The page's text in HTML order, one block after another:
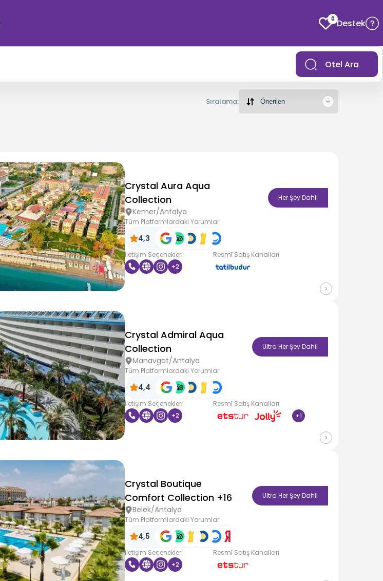
0 Destek
Otel Ara
Sıralama:
Crystal Aura Aqua
Collection
Kemer/Antalya
Her Şey Dahil
Tüm Platformlardaki Yorumlar
4,3
İletişim Seçenekleri
+2
Resmî Satış Kanalları
Crystal Admiral Aqua
Collection
Manavgat/Antalya
Ultra Her Şey Dahil
Tüm Platformlardaki Yorumlar
4,4
İletişim Seçenekleri
+2
Resmî Satış Kanalları
+1
Crystal Boutique
Comfort Collection +16
Belek/Antalya
Ultra Her Şey Dahil
Tüm Platformlardaki Yorumlar
4,5
İletişim Seçenekleri
+2
Resmî Satış Kanalları